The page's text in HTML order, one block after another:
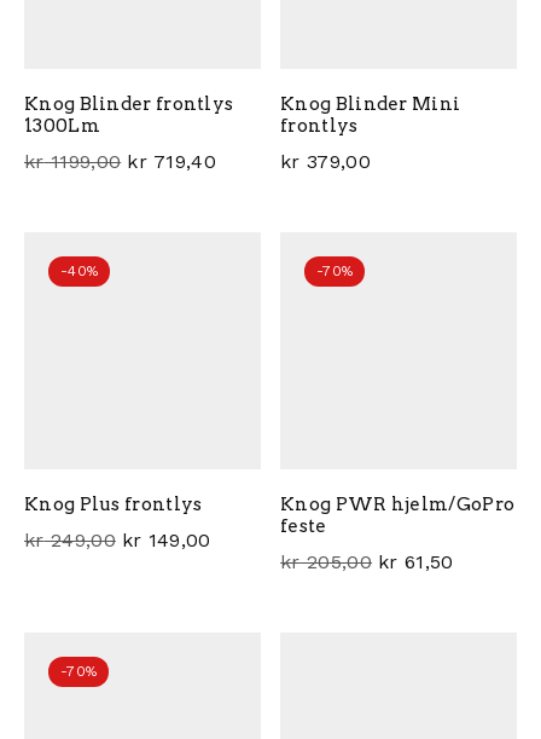
Knog Blinder frontlys
1300Lm
kr1199,00
Opprinnelig pris var: kr 1199,00.
kr719,40
Nåværende pris er: kr 719,40.
Knog Blinder Mini
frontlys
kr 379,00
-40%
Knog Plus frontlys
kr249,00
Opprinnelig pris var: kr 249,00.
kr 149,00
Nåværende pris er: kr 149,00.
-70%
Knog PWR hjelm/GoPro
feste
kr205,00
Opprinnelig pris var: kr
kr 61,50
Nåværende pris er: kr
-70%